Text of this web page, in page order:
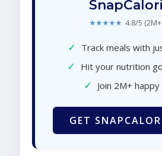
★★★★★ 4.8/5
✓ Track meals with
✓ Hit your nutrition
✓ Join 2M+
GET